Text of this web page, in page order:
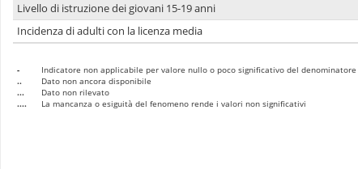
Livello di istruzione dei giovani 15-19 anni
Incidenza di adulti con la licenza media
-
Indicatore non applicabile per valore nullo o poco significativo del denominatore
..
Dato non ancora disponibile
...
Dato non rilevato
....
La mancanza o esiguità del fenomeno rende i valori non significativi